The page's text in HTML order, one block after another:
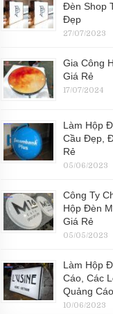
Đèn Shop
Đẹp
27/07/2023
Gia Công
Giá Rẻ
17/07/2024
Làm Hộp
Cầu Đẹp,
Rẻ
05/06/2023
Công Ty
Hộp Đèn
Giá Rẻ
05/05/2023
Làm Hộp
Cáo, Các
Quảng Cáo
10/06/2023